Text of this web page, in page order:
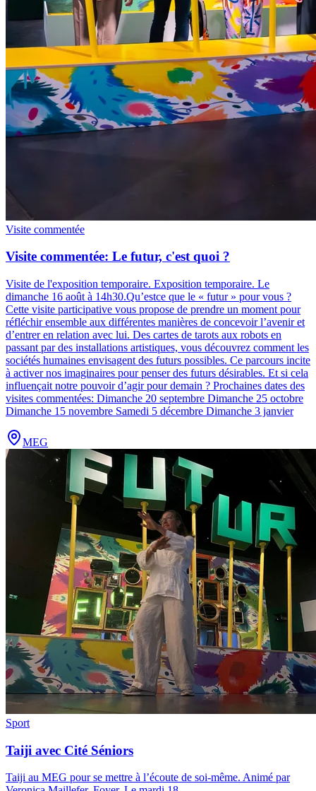
Visite commentée
Visite commentée: Le futur, c'est quoi ?
Visite de l'exposition temporaire. Exposition temporaire. Le
dimanche 16 août à 14h30.Qu’estce que le « futur » pour vous ?
Cette visite participative vous propose de prendre un moment pour
réfléchir ensemble aux différentes manières de concevoir l’avenir et
d’entrer en relation avec lui. Des cartes de tarots aux robots en
passant par des installations artistiques, vous découvrez comment les
sociétés humaines envisagent des futurs possibles. Ce parcours incite
à activer nos imaginaires pour penser des futurs désirables. Et si cela
influençait notre pouvoir d’agir pour demain ? Prochaines dates des
visites commentées: Dimanche 20 septembre Dimanche 25 octobre
Dimanche 15 novembre Samedi 5 décembre Dimanche 3 janvier
MEG
Sport
Taiji avec Cité Séniors
Taiji au MEG pour se mettre à l’écoute de soi-même. Animé par